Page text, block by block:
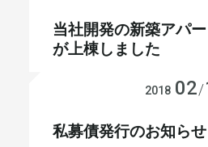
社⻑ブログ
会社情報
不
当社開発の新築アパ
が上棟しました
2018 02/
私募債発行のお知らせ